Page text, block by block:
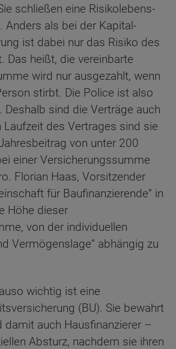
schließen eine Risikolebens-
Anders als bei der Kapital-
ist dabei nur das Risiko des
Das heißt, die vereinbarte
wird nur ausgezahlt, wenn
stirbt. Die Police ist also
Deshalb sind die Verträge auch
des Vertrages sind sie
von unter 200
einer Versicherungssumme
Florian Haas, Vorsitzender
für Baufinanzierende“ in
Höhe dieser
von der individuellen
Vermögenslage“ abhängig zu
wichtig ist eine
(BU). Sie bewahrt
damit auch Hausfinanzierer –
Absturz, nachdem sie ihren